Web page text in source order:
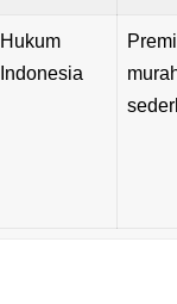
Hukum
Indonesia